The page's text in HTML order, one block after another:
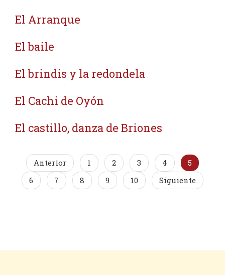
El Arranque
El baile
El brindis y la redondela
El Cachi de Oyón
El castillo, danza de Briones
Anterior 1 2 3 4
5
6
7 8 9 10 Siguiente